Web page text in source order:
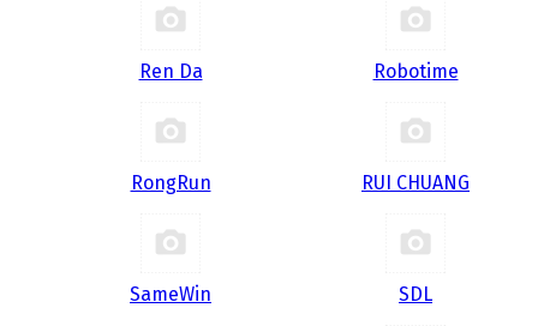
Ren Da Robotime
RongRun RUI CHUANG
SameWin SDL